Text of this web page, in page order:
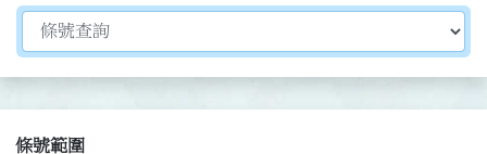
切換選擇法規資訊內容
條號範圍